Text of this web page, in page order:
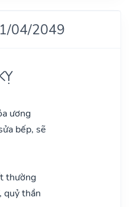
04/2049
ương
bếp, sẽ
thường
quỷ thần